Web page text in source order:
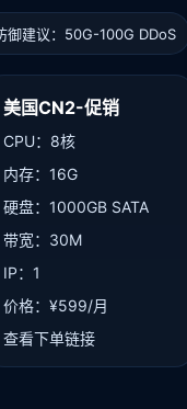
御建议：50G-100G DDoS
美国CN2-促销
CPU：8核
内存：16G
硬盘：1000GB SATA
带宽：30M
IP：1
价格：¥599/月
查看下单链接